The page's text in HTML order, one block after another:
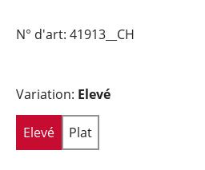
N° d'art: 41913__CH
Variation: Elevé
Elevé Plat